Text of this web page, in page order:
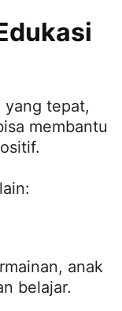
yang tepat,
membantu
anak
belajar.